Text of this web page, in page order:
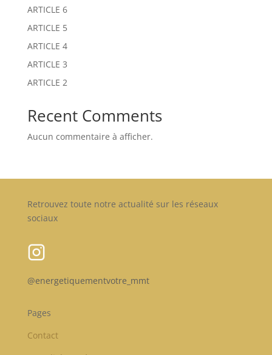
e
:
e
:
ARTICLE 6
ARTICLE 5
ARTICLE 4
ARTICLE 3
ARTICLE 2
Recent Comments
Aucun commentaire à afficher.
Retrouvez toute notre actualité sur les réseaux
sociaux
@energetiquementvotre_mmt
Pages
Contact